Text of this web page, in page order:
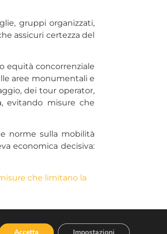
gruppi organizzati,
assicuri certezza del
equità concorrenziale
aree monumentali e
dei tour operator,
evitando misure che
norme sulla mobilità
economica decisiva:
che limitano la